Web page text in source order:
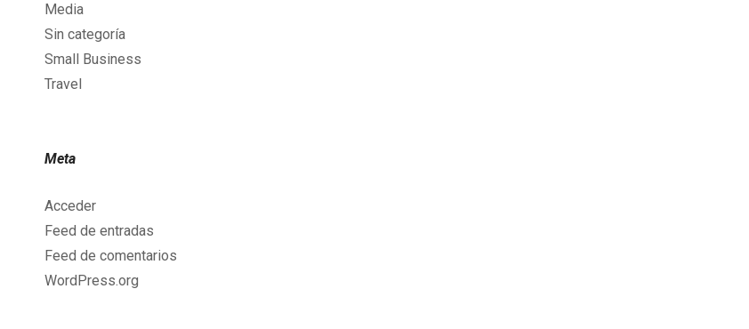
Media
Sin categoría
Small Business
Travel
Meta
Acceder
Feed de entradas
Feed de comentarios
WordPress.org